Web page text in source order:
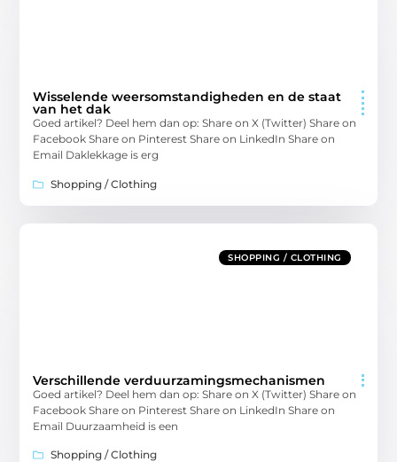
Wisselende weersomstandigheden en de staat
van het dak
Goed artikel? Deel hem dan op: Share on X (Twitter) Share on
Facebook Share on Pinterest Share on LinkedIn Share on
Email Daklekkage is erg
Shopping / Clothing
SHOPPING / CLOTHING
Verschillende verduurzamingsmechanismen
Goed artikel? Deel hem dan op: Share on X (Twitter) Share on
Facebook Share on Pinterest Share on LinkedIn Share on
Email Duurzaamheid is een
Shopping / Clothing